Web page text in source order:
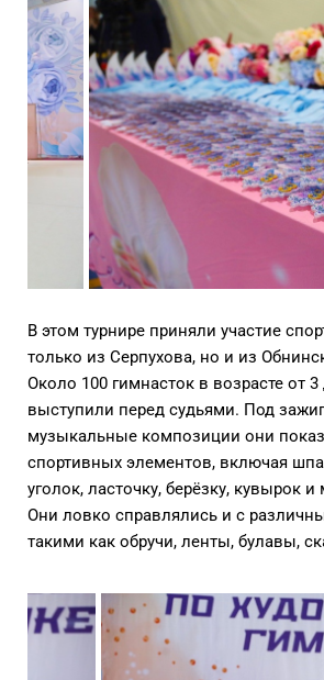
В этом турнире приняли участие
только из Серпухова, но и из
Около 100 гимнасток в возрасте от 3
выступили перед судьями. Под
музыкальные композиции они
спортивных элементов, включая
уголок, ласточку, берёзку, кувырок и
Они ловко справлялись и с
такими как обручи, ленты, булавы,